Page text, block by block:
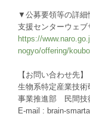
▼公募要領等の詳細
支援センターウェブ
https://
nogyo/offering/
【お問い合わせ先】
生物系特定産業技
事業推進部 民間技
E-mail : brain-